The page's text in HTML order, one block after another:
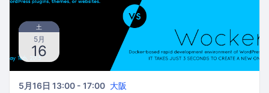
土
5月
16
5月16日 13:00 - 17:00 大阪